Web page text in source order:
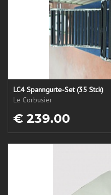
LC4 Spanngurte-Set (35 Stck)
Le Corbusier
€ 239.00